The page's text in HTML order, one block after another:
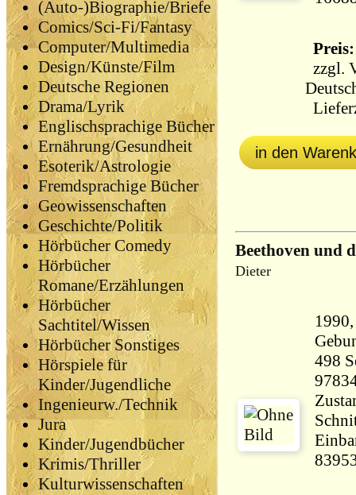
(Auto-)Biographie/Briefe
Comics/Sci-Fi/Fantasy
Computer/Multimedia
Design/Künste/Film
Deutsche Regionen
Drama/Lyrik
Englischsprachige Bücher
Ernährung/Gesundheit
Esoterik/Astrologie
Fremdsprachige Bücher
Geowissenschaften
Geschichte/Politik
Hörbücher Comedy
Hörbücher
Romane/Erzählungen
Hörbücher
Sachtitel/Wissen
Hörbücher Sonstiges
Hörspiele für
Kinder/Jugendliche
Ingenieurw./Technik
Jura
Kinder/Jugendbücher
Krimis/Thriller
Kulturwissenschaften
zzgl.
in den
Beethoven und
Dieter
498 Seiten